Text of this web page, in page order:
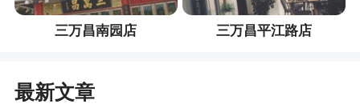
三万昌南园店 三万昌平江路店
最新文章